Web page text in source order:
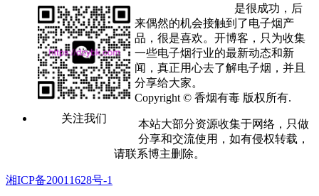
关注我们
是很成功，后
来偶然的机会接触到了电子烟产
品，很是喜欢。开博客，只为收集
一些电子烟行业的最新动态和新
闻，真正用心去了解电子烟，并且
分享给大家。
Copyright © 香烟有毒 版权所有.
本站大部分资源收集于网络，只做
分享和交流使用，如有侵权转载，
请联系博主删除。
湘ICP备20011628号-1